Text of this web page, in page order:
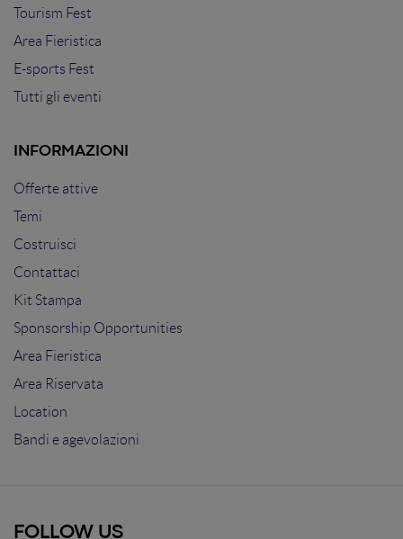
Tourism Fest
Area Fieristica
E-sports Fest
Tutti gli eventi
INFORMAZIONI
Offerte attive
Temi
Costruisci
Contattaci
Kit Stampa
Sponsorship Opportunities
Area Fieristica
Area Riservata
Location
Bandi e agevolazioni
FOLLOW US